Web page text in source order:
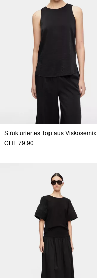
Strukturiertes Top aus Viskosemix
CHF 79.90